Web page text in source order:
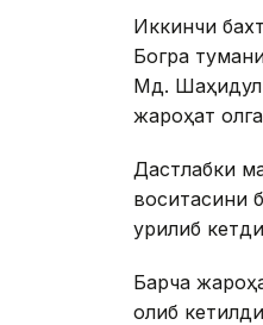
Иккинчи
Богра
Мд. Шаҳидул
жароҳат
Дастлабки
воситасини
урилиб
Барча
олиб